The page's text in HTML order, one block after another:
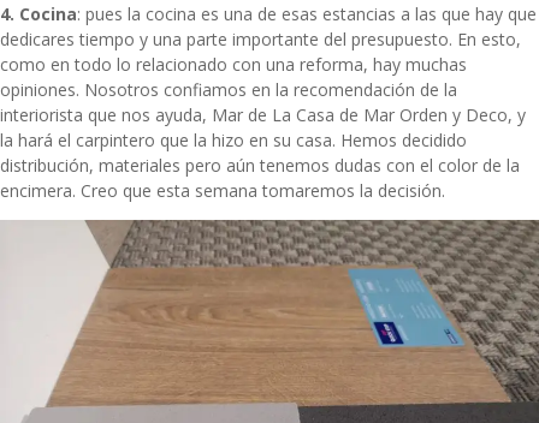
4. Cocina: pues la cocina es una de esas estancias a las que hay que
dedicares tiempo y una parte importante del presupuesto. En esto,
como en todo lo relacionado con una reforma, hay muchas
opiniones. Nosotros confiamos en la recomendación de la
interiorista que nos ayuda, Mar de La Casa de Mar Orden y Deco, y
la hará el carpintero que la hizo en su casa. Hemos decidido
distribución, materiales pero aún tenemos dudas con el color de la
encimera. Creo que esta semana tomaremos la decisión.